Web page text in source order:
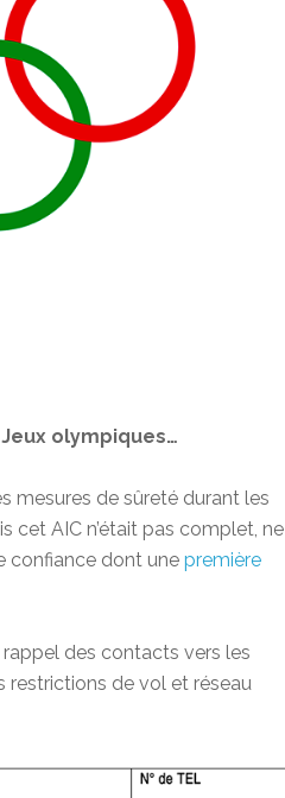
olympiques…
mesures de sûreté durant les
cet AIC n’était pas complet, ne
confiance dont une première
des contacts vers les
restrictions de vol et réseau